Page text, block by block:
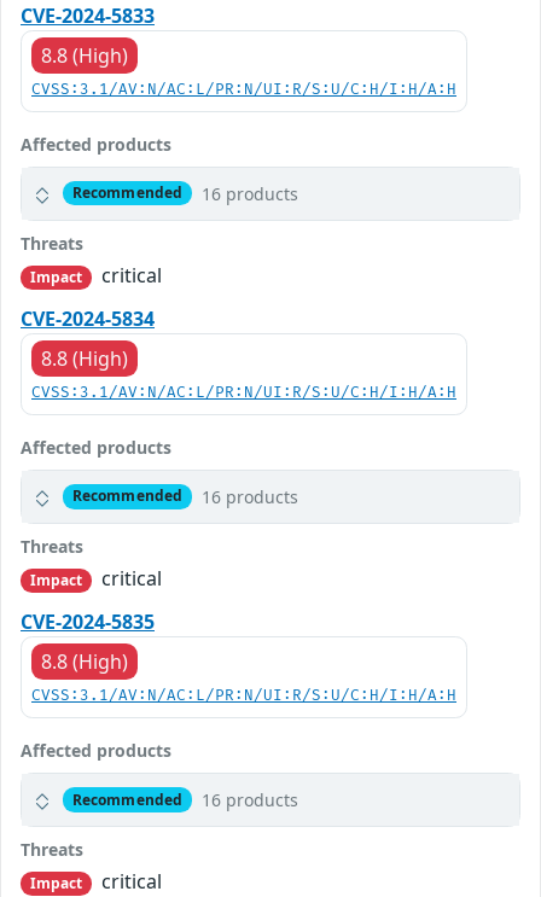
CVE-2024-5833
8.8 (High)
CVSS:3.1/AV:N/AC:L/PR:N/UI:R/S:U/C:H/I:H/A:H
Affected products
Recommended 16 products
Threats
Impact
critical
CVE-2024-5834
8.8 (High)
CVSS:3.1/AV:N/AC:L/PR:N/UI:R/S:U/C:H/I:H/A:H
Affected products
Recommended 16 products
Threats
Impact
critical
CVE-2024-5835
8.8 (High)
CVSS:3.1/AV:N/AC:L/PR:N/UI:R/S:U/C:H/I:H/A:H
Affected products
Recommended 16 products
Threats
Impact
critical